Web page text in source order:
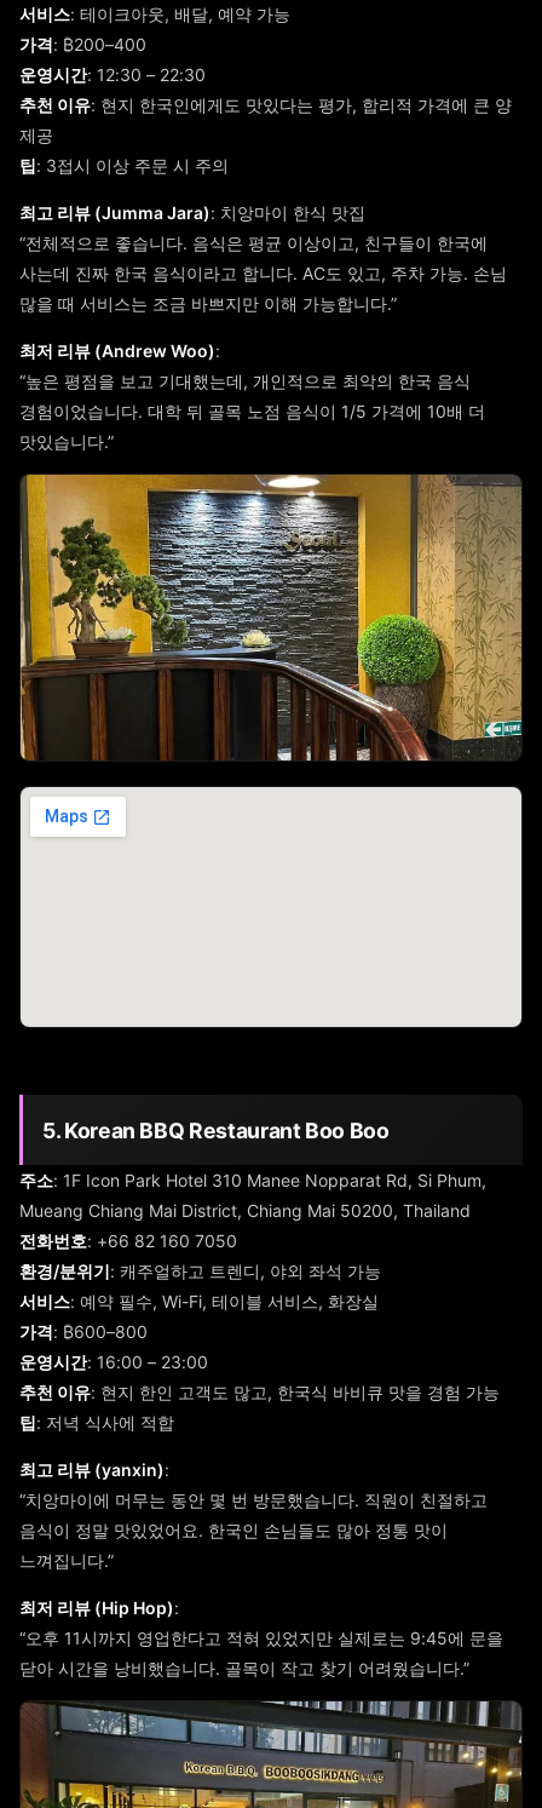
서비스: 테이크아웃, 배달, 예약 가능
가격: ₿200–400
운영시간: 12:30 – 22:30
추천 이유: 현지 한국인에게도 맛있다는 평가, 합리적 가격에 큰 양
제공
팁: 3접시 이상 주문 시 주의
최고 리뷰 (Jumma Jara): 치앙마이 한식 맛집
“전체적으로 좋습니다. 음식은 평균 이상이고, 친구들이 한국에
사는데 진짜 한국 음식이라고 합니다. AC도 있고, 주차 가능. 손님
많을 때 서비스는 조금 바쁘지만 이해 가능합니다.”
최저 리뷰 (Andrew Woo):
“높은 평점을 보고 기대했는데, 개인적으로 최악의 한국 음식
경험이었습니다. 대학 뒤 골목 노점 음식이 1/5 가격에 10배 더
맛있습니다.”
5. Korean BBQ Restaurant Boo Boo
주소: 1F Icon Park Hotel 310 Manee Nopparat Rd, Si Phum,
Mueang Chiang Mai District, Chiang Mai 50200, Thailand
전화번호: +66 82 160 7050
환경/분위기: 캐주얼하고 트렌디, 야외 좌석 가능
서비스: 예약 필수, Wi-Fi, 테이블 서비스, 화장실
가격: ₿600–800
운영시간: 16:00 – 23:00
추천 이유: 현지 한인 고객도 많고, 한국식 바비큐 맛을 경험 가능
팁: 저녁 식사에 적합
최고 리뷰 (yanxin):
“치앙마이에 머무는 동안 몇 번 방문했습니다. 직원이 친절하고
음식이 정말 맛있었어요. 한국인 손님들도 많아 정통 맛이
느껴집니다.”
최저 리뷰 (Hip Hop):
“오후 11시까지 영업한다고 적혀 있었지만 실제로는 9:45에 문을
닫아 시간을 낭비했습니다. 골목이 작고 찾기 어려웠습니다.”